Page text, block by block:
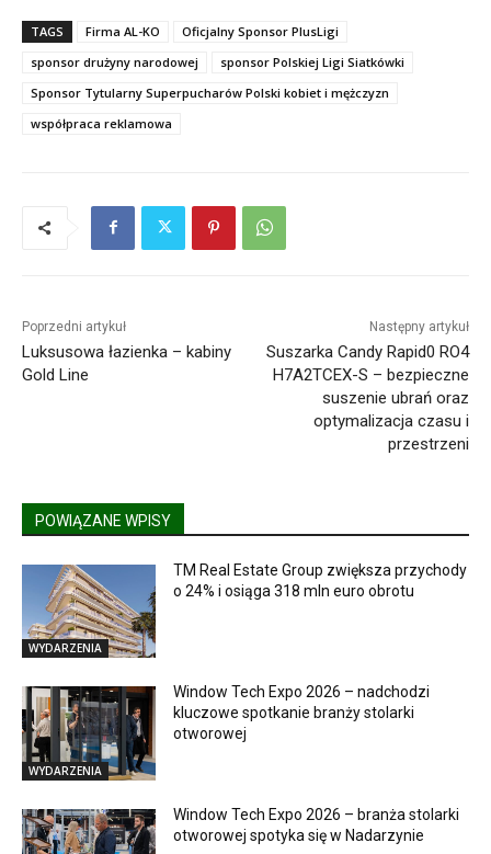
TAGS Firma AL-KO
Oficjalny Sponsor PlusLigi
sponsor drużyny narodowej
sponsor Polskiej Ligi Siatkówki
Sponsor Tytularny Superpucharów Polski kobiet i mężczyzn
współpraca reklamowa
Poprzedni artykuł
Luksusowa łazienka – kabiny
Gold Line
Następny artykuł
Suszarka Candy Rapid0 RO4
H7A2TCEX-S – bezpieczne
suszenie ubrań oraz
optymalizacja czasu i
przestrzeni
POWIĄZANE WPISY
WYDARZENIA
TM Real Estate Group zwiększa przychody
o 24% i osiąga 318 mln euro obrotu
WYDARZENIA
Window Tech Expo 2026 – nadchodzi
kluczowe spotkanie branży stolarki
otworowej
Window Tech Expo 2026 – branża stolarki
otworowej spotyka się w Nadarzynie